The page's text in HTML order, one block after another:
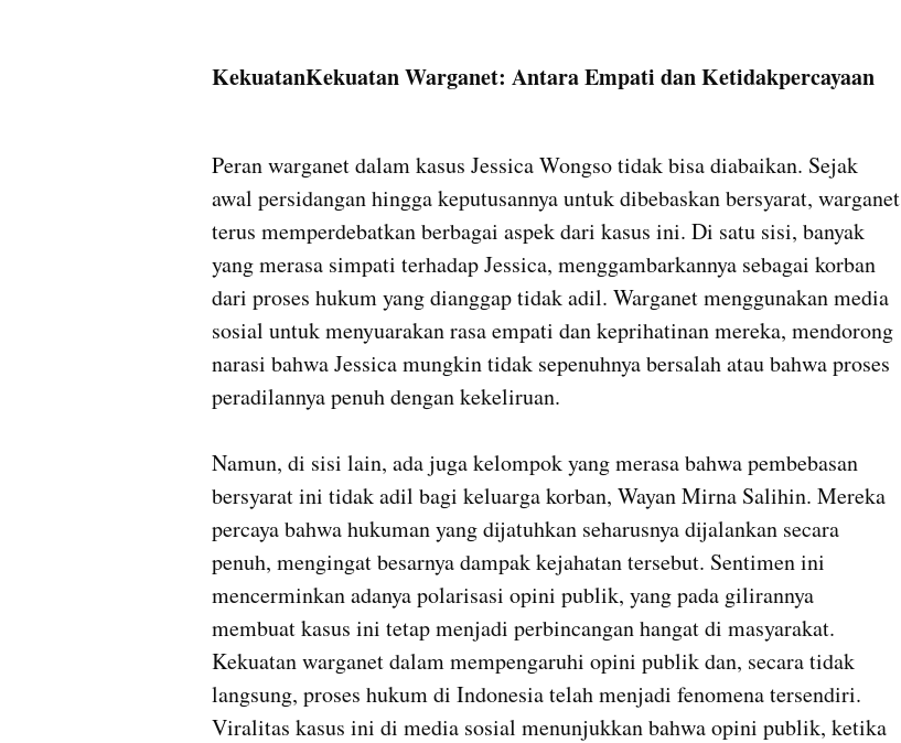
KekuatanKekuatan Warganet: Antara Empati dan Ketidakpercayaan
Peran warganet dalam kasus Jessica Wongso tidak bisa diabaikan. Sejak
awal persidangan hingga keputusannya untuk dibebaskan bersyarat, warganet
terus memperdebatkan berbagai aspek dari kasus ini. Di satu sisi, banyak
yang merasa simpati terhadap Jessica, menggambarkannya sebagai korban
dari proses hukum yang dianggap tidak adil. Warganet menggunakan media
sosial untuk menyuarakan rasa empati dan keprihatinan mereka, mendorong
narasi bahwa Jessica mungkin tidak sepenuhnya bersalah atau bahwa proses
peradilannya penuh dengan kekeliruan.
Namun, di sisi lain, ada juga kelompok yang merasa bahwa pembebasan
bersyarat ini tidak adil bagi keluarga korban, Wayan Mirna Salihin. Mereka
percaya bahwa hukuman yang dijatuhkan seharusnya dijalankan secara
penuh, mengingat besarnya dampak kejahatan tersebut. Sentimen ini
mencerminkan adanya polarisasi opini publik, yang pada gilirannya
membuat kasus ini tetap menjadi perbincangan hangat di masyarakat.
Kekuatan warganet dalam mempengaruhi opini publik dan, secara tidak
langsung, proses hukum di Indonesia telah menjadi fenomena tersendiri.
Viralitas kasus ini di media sosial menunjukkan bahwa opini publik, ketika